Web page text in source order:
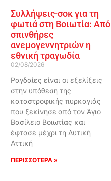
Συλλήψεις-σοκ για τη
φωτιά στη Βοιωτία: Από
σπινθήρες
ανεμογεννητριών η
εθνική τραγωδία
02/08/2026
Ραγδαίες είναι οι εξελίξεις
στην υπόθεση της
καταστροφικής πυρκαγιάς
που ξεκίνησε από τον Άγιο
Βασίλειο Βοιωτίας και
έφτασε μέχρι τη Δυτική
Αττική
ΠΕΡΙΣΣΟΤΕΡΑ »